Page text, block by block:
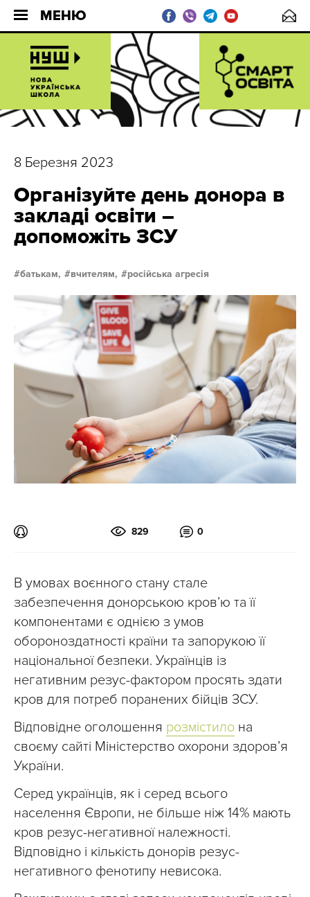
МЕНЮ
8 Березня 2023
Організуйте день донора в
закладі освіти –
допоможіть ЗСУ
батькам, вчителям, російська агресія
829 0
В умовах воєнного стану стале
забезпечення донорською кров’ю та її
компонентами є однією з умов
обороноздатності країни та запорукою її
національної безпеки. Українців із
негативним резус-фактором просять здати
кров для потреб поранених бійців ЗСУ.
Відповідне оголошення розмістило на
своєму сайті Міністерство охорони здоров’я
України.
Серед українців, як і серед всього
населення Європи, не більше ніж 14% мають
кров резус-негативної належності.
Відповідно і кількість донорів резус-
негативного фенотипу невисока.